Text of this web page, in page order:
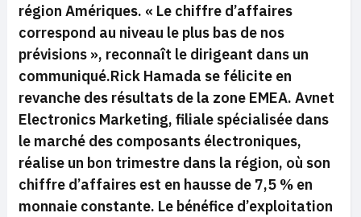
région Amériques. « Le chiffre d’affaires
correspond au niveau le plus bas de nos
prévisions », reconnaît le dirigeant dans un
communiqué.Rick Hamada se félicite en
revanche des résultats de la zone EMEA. Avnet
Electronics Marketing, filiale spécialisée dans
le marché des composants électroniques,
réalise un bon trimestre dans la région, où son
chiffre d’affaires est en hausse de 7,5 % en
monnaie constante. Le bénéfice d’exploitation